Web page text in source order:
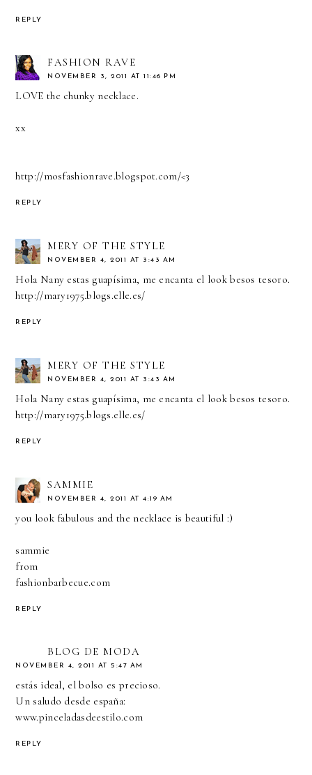
REPLY
FASHION RAVE
NOVEMBER 3, 2011 AT 11:46 PM
LOVE the chunky necklace.
xx
http://mosfashionrave.blogspot.com/<3
REPLY
MERY OF THE STYLE
NOVEMBER 4, 2011 AT 3:43 AM
Hola Nany estas guapísima, me encanta el look besos tesoro.
http://mary1975.blogs.elle.es/
REPLY
MERY OF THE STYLE
NOVEMBER 4, 2011 AT 3:43 AM
Hola Nany estas guapísima, me encanta el look besos tesoro.
http://mary1975.blogs.elle.es/
REPLY
SAMMIE
NOVEMBER 4, 2011 AT 4:19 AM
you look fabulous and the necklace is beautiful :)
sammie
from
fashionbarbecue.com
REPLY
BLOG DE MODA
NOVEMBER 4, 2011 AT 5:47 AM
estás ideal, el bolso es precioso.
Un saludo desde españa:
www.pinceladasdeestilo.com
REPLY